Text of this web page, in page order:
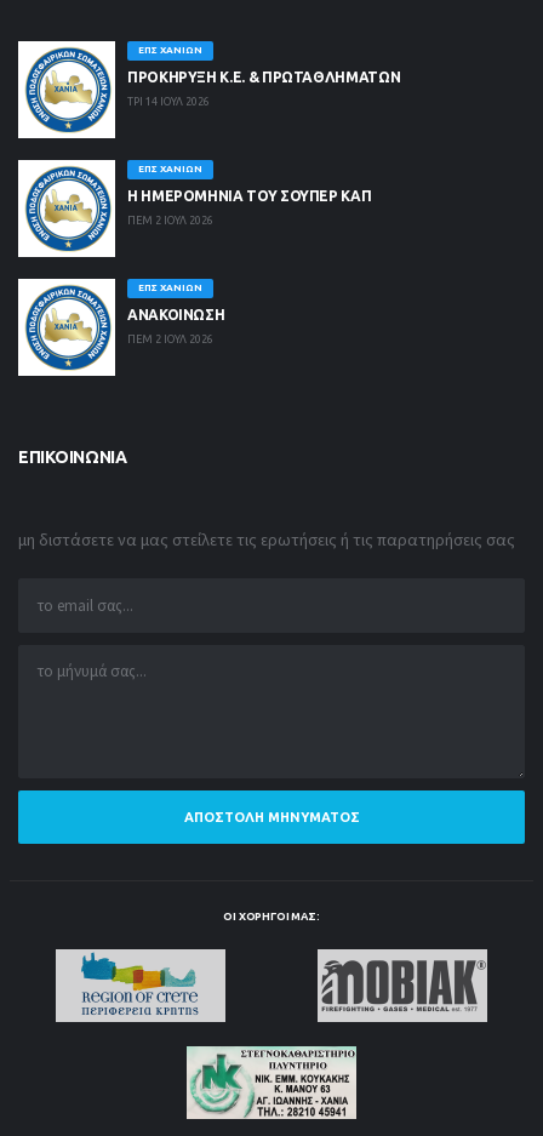
ΕΠΣ ΧΑΝΊΩΝ
ΠΡΟΚΗΡΥΞΗ Κ.Ε. & ΠΡΩΤΑΘΛΗΜΑΤΩΝ
ΤΡΙ 14 ΙΟΥΛ 2026
ΕΠΣ ΧΑΝΊΩΝ
Η ΗΜΕΡΟΜΗΝΙΑ ΤΟΥ ΣΟΥΠΕΡ ΚΑΠ
ΠΕΜ 2 ΙΟΥΛ 2026
ΕΠΣ ΧΑΝΊΩΝ
ΑΝΑΚΟΙΝΩΣΗ
ΠΕΜ 2 ΙΟΥΛ 2026
ΕΠΙΚΟΙΝΩΝΊΑ
μη διστάσετε να μας στείλετε τις ερωτήσεις ή τις παρατηρήσεις σας
ΑΠΟΣΤΟΛΉ ΜΗΝΎΜΑΤΟΣ
ΟΙ ΧΟΡΗΓΟΊ ΜΑΣ: